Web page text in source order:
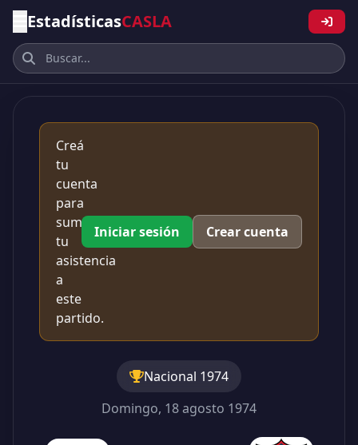
EstadísticasCASLA
Creá
tu
cuenta
para
sumar
tu
asistencia
a
este
partido.
Iniciar sesión Crear cuenta
Nacional 1974
Domingo, 18 agosto 1974